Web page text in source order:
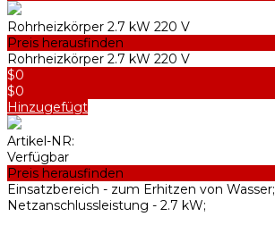
Rohrheizkörper 2.7 kW 220 V
Preis herausfinden
Rohrheizkörper 2.7 kW 220 V
$0
$0
Hinzugefügt
Artikel-NR:
Verfügbar
Preis herausfinden
Einsatzbereich - zum Erhitzen von Wasser;
Netzanschlussleistung - 2.7 kW;